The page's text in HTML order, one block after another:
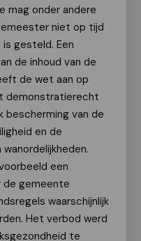
mag onder andere
niet op tijd
gesteld. Een
de inhoud van de
de wet aan op
demonstratierecht
bescherming van de
en de
een
gemeente
waarschijnlijk
Het verbod werd
te